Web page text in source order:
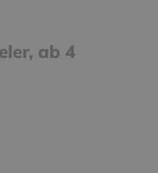
ab 4